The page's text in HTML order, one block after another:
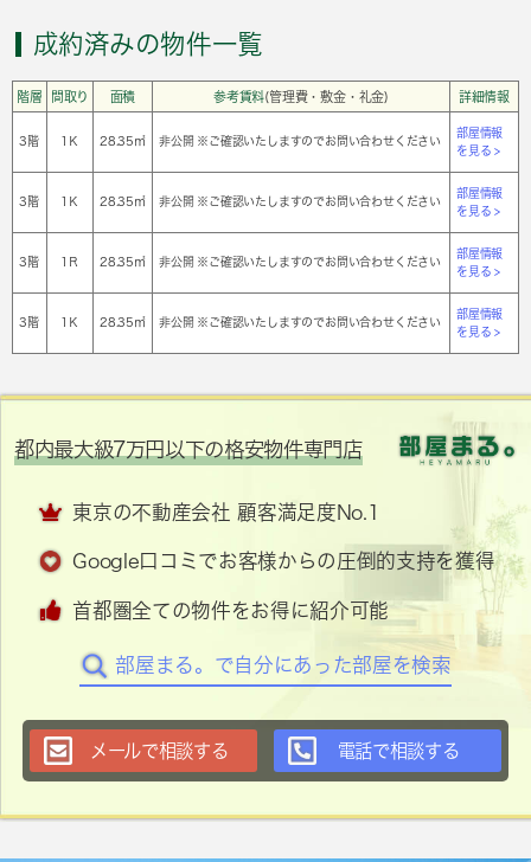
成約済みの物件一覧
階層 間取り 面積 参考賃料(管理費・敷金・礼金) 詳細情報
3階 1Ｋ 28.35㎡ 非公開 ※ご確認いたしますのでお問い合わせください
部屋情報
を見る >
3階 1Ｋ 28.35㎡ 非公開 ※ご確認いたしますのでお問い合わせください
部屋情報
を見る >
3階 1Ｒ 28.35㎡ 非公開 ※ご確認いたしますのでお問い合わせください
部屋情報
を見る >
3階 1Ｋ 28.35㎡ 非公開 ※ご確認いたしますのでお問い合わせください
部屋情報
を見る >
都内最大級7万円以下の格安物件専門店
東京の不動産会社 顧客満足度No.1
Google口コミでお客様からの圧倒的支持を獲得
首都圏全ての物件をお得に紹介可能
部屋まる。で自分にあった部屋を検索
メールで相談する 電話で相談する